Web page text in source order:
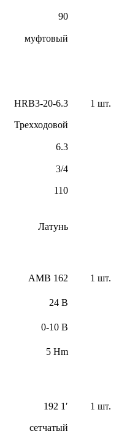
90
муфтовый
HRB3-20-6.3 1 шт.
Трехходовой
6.3
3/4
110
Латунь
АМВ 162 1 шт.
24 В
0-10 В
5 Hm
192 1′ 1 шт.
сетчатый